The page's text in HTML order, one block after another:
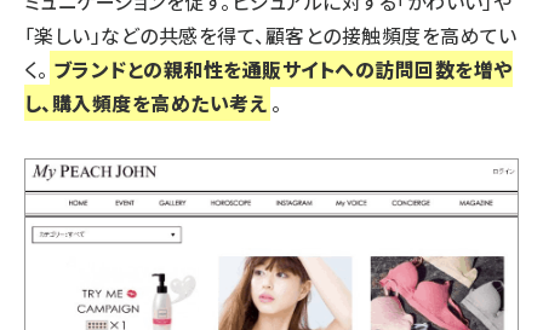
「楽しい」などの共感を得て、顧客との接触頻度を高めてい
く。 ブランドとの親和性を通販サイトへの訪問回数を増や
し、購入頻度を高めたい考え 。